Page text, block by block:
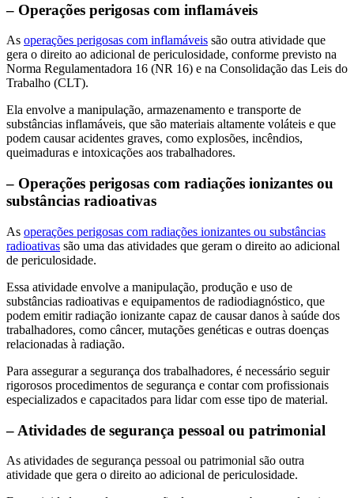
– Operações perigosas com inflamáveis
As operações perigosas com inflamáveis são outra atividade que
gera o direito ao adicional de periculosidade, conforme previsto na
Norma Regulamentadora 16 (NR 16) e na Consolidação das Leis do
Trabalho (CLT).
Ela envolve a manipulação, armazenamento e transporte de
substâncias inflamáveis, que são materiais altamente voláteis e que
podem causar acidentes graves, como explosões, incêndios,
queimaduras e intoxicações aos trabalhadores.
– Operações perigosas com radiações ionizantes ou
substâncias radioativas
As operações perigosas com radiações ionizantes ou substâncias
radioativas são uma das atividades que geram o direito ao adicional
de periculosidade.
Essa atividade envolve a manipulação, produção e uso de
substâncias radioativas e equipamentos de radiodiagnóstico, que
podem emitir radiação ionizante capaz de causar danos à saúde dos
trabalhadores, como câncer, mutações genéticas e outras doenças
relacionadas à radiação.
Para assegurar a segurança dos trabalhadores, é necessário seguir
rigorosos procedimentos de segurança e contar com profissionais
especializados e capacitados para lidar com esse tipo de material.
– Atividades de segurança pessoal ou patrimonial
As atividades de segurança pessoal ou patrimonial são outra
atividade que gera o direito ao adicional de periculosidade.